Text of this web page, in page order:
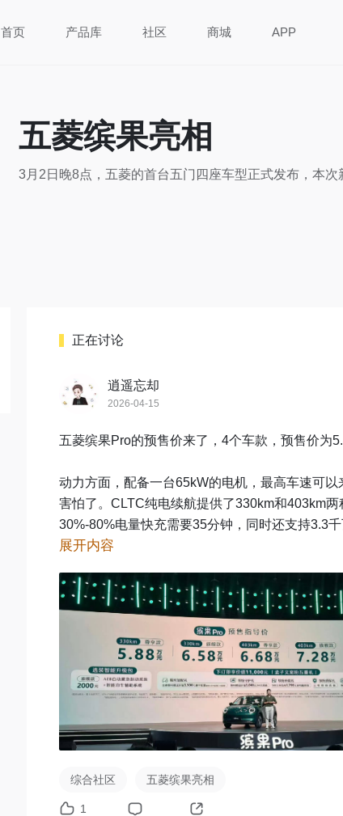
首页 产品库 社区 商城 APP
五菱缤果亮相
3月2日晚8点，五菱的首台五门四座车型正式发布，本
正在讨论
逍遥忘却
2026-04-15
五菱缤果Pro的预售价来了，4个车款，预售价为
动力方面，配备一台65kW的电机，最高车速可
害怕了。CLTC纯电续航提供了330km和403km两
30%-80%电量快充需要35分钟，同时还支持3.3
选座驾缤果Pro
展开内容
综合社区 五菱缤果亮相
1